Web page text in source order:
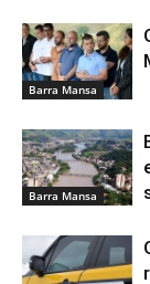
Barra Mansa
Barra Mansa